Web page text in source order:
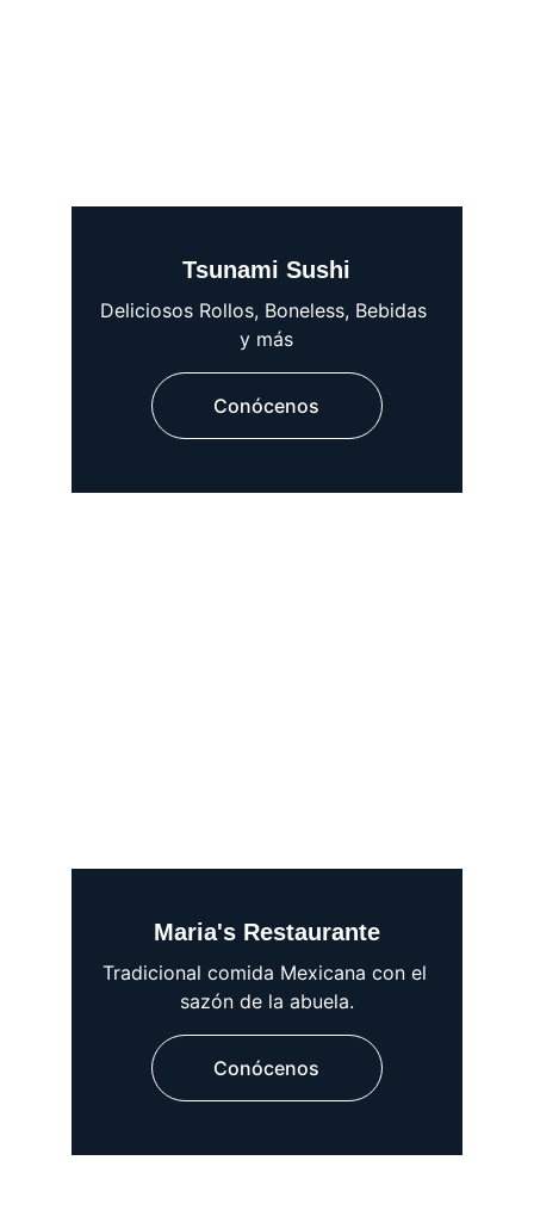
Tsunami Sushi
Conócenos
Deliciosos Rollos, Boneless, Bebidas
y más
Maria's Restaurante
Tradicional comida Mexicana con el
sazón de la abuela.
Conócenos